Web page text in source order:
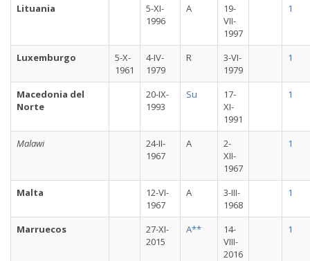
Lituania
5-XI-
1996
A
19-
VII-
1997
1
Luxemburgo
5-X-
1961
4-IV-
1979
R
3-VI-
1979
1
Macedonia del
Norte
20-IX-
1993
Su
17-
XI-
1991
1
Malawi
24-II-
1967
A
2-
XII-
1967
1
Malta
12-VI-
1967
A
3-III-
1968
1
Marruecos
27-XI-
2015
A**
14-
VIII-
2016
1